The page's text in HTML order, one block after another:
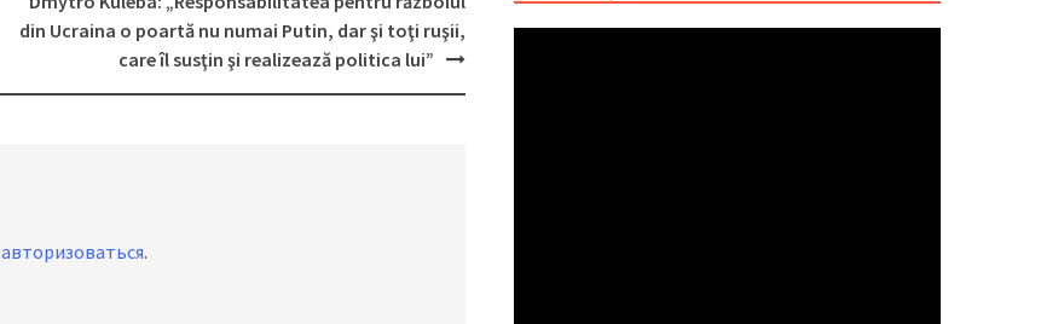
din Ucraina o poartă nu numai Putin, dar şi toţi ruşii,
care îl susţin şi realizează politica lui”
авторизоваться.